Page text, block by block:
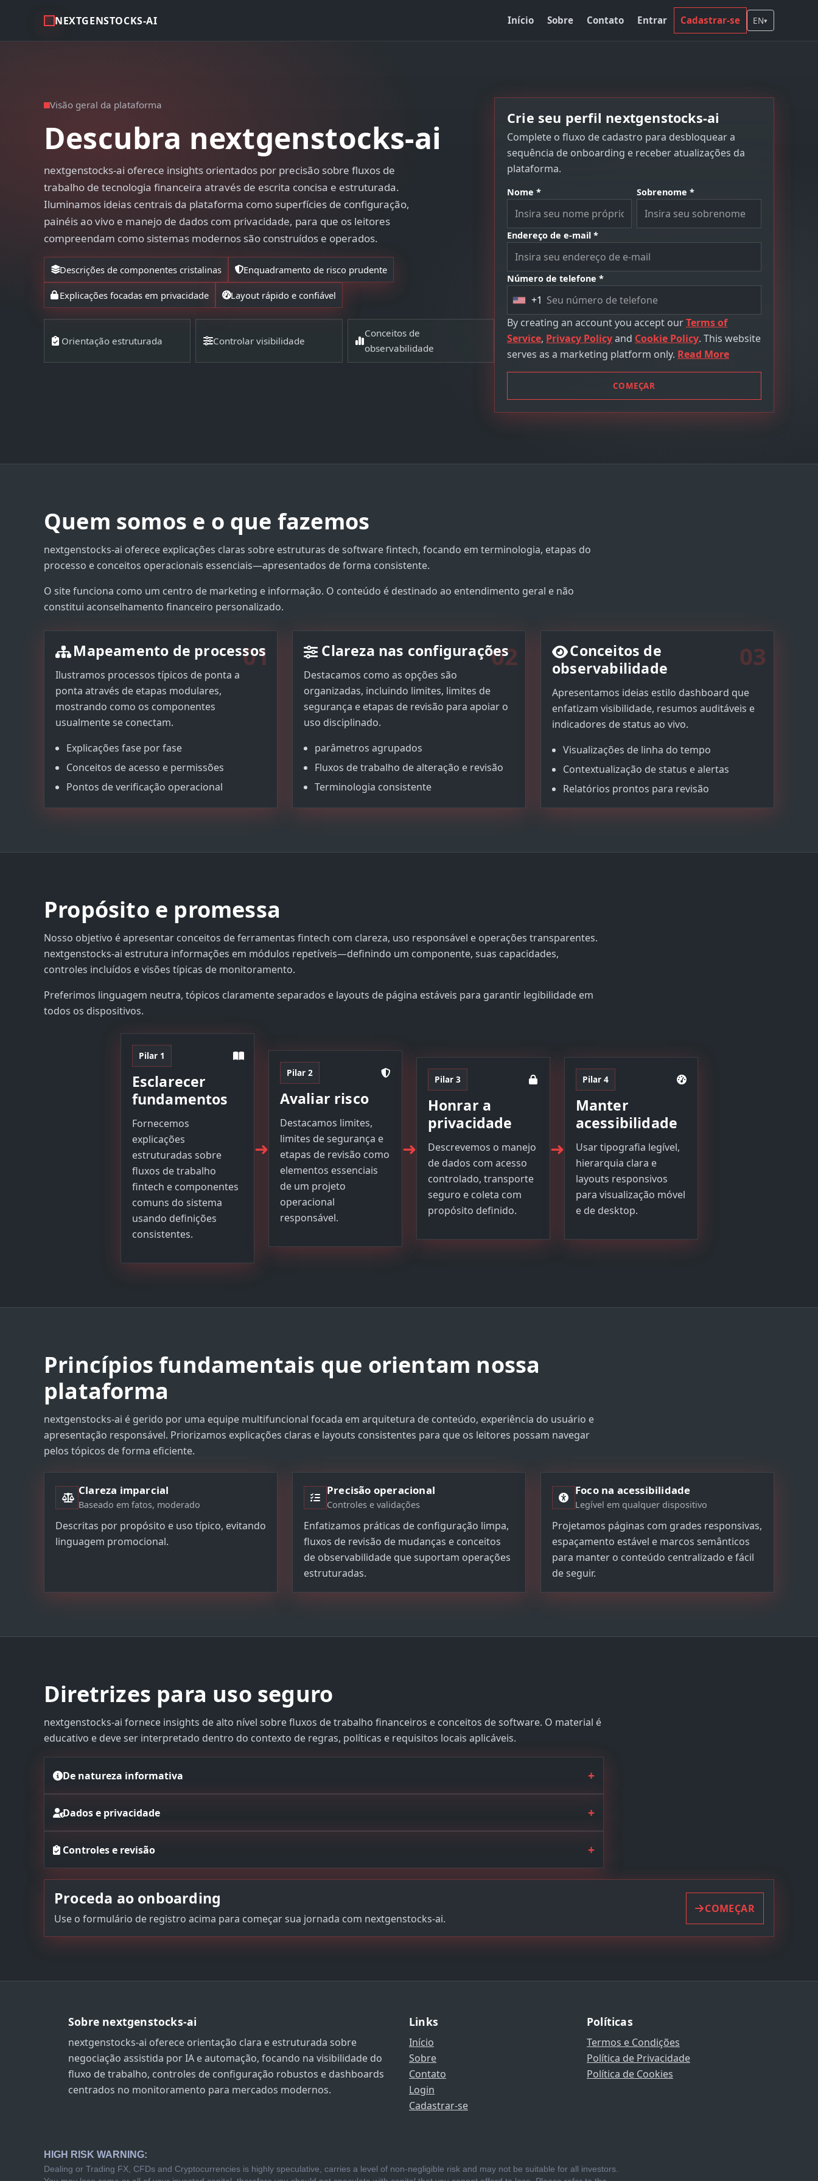
NEXTGENSTOCKS-AI Início Sobre Contato Entrar Cadastrar-se EN▾
Visão geral da plataforma
Descubra nextgenstocks-ai
nextgenstocks-ai oferece insights orientados por precisão sobre fluxos de
trabalho de tecnologia financeira através de escrita concisa e estruturada.
Iluminamos ideias centrais da plataforma como superfícies de configuração,
painéis ao vivo e manejo de dados com privacidade, para que os leitores
compreendam como sistemas modernos são construídos e operados.
Descrições de componentes cristalinas Enquadramento de risco prudente
Explicações focadas em privacidade Layout rápido e confiável
Orientação estruturada Controlar visibilidade
Conceitos de
observabilidade
Crie seu perfil nextgenstocks-ai
Complete o fluxo de cadastro para desbloquear a
sequência de onboarding e receber atualizações da
plataforma.
Nome * Sobrenome *
Endereço de e-mail *
Número de telefone *
U
n
i
t
S
t
e
+1
By creating an account you accept ourTerms of
Service, Privacy Policyand Cookie Policy. This website
serves as a marketing platform only. Read More
COMEÇAR
Quem somos e o que fazemos
nextgenstocks-ai oferece explicações claras sobre estruturas de software fintech, focando em terminologia, etapas do
processo e conceitos operacionais essenciais—apresentados de forma consistente.
O site funciona como um centro de marketing e informação. O conteúdo é destinado ao entendimento geral e não
constitui aconselhamento financeiro personalizado.
01
Mapeamento de processos
Ilustramos processos típicos de ponta a
ponta através de etapas modulares,
mostrando como os componentes
usualmente se conectam.
Explicações fase por fase
Conceitos de acesso e permissões
Pontos de verificação operacional
02
Clareza nas configurações
Destacamos como as opções são
organizadas, incluindo limites, limites de
segurança e etapas de revisão para apoiar o
uso disciplinado.
parâmetros agrupados
Fluxos de trabalho de alteração e revisão
Terminologia consistente
03
Conceitos de
observabilidade
Apresentamos ideias estilo dashboard que
enfatizam visibilidade, resumos auditáveis e
indicadores de status ao vivo.
Visualizações de linha do tempo
Contextualização de status e alertas
Relatórios prontos para revisão
Propósito e promessa
Nosso objetivo é apresentar conceitos de ferramentas fintech com clareza, uso responsável e operações transparentes.
nextgenstocks-ai estrutura informações em módulos repetíveis—definindo um componente, suas capacidades,
controles incluídos e visões típicas de monitoramento.
Preferimos linguagem neutra, tópicos claramente separados e layouts de página estáveis para garantir legibilidade em
todos os dispositivos.
Pilar 1
Esclarecer
fundamentos
Fornecemos
explicações
estruturadas sobre
fluxos de trabalho
fintech e componentes
comuns do sistema
usando definições
consistentes.
➜
Pilar 2
Avaliar risco
Destacamos limites,
limites de segurança e
etapas de revisão como
elementos essenciais
de um projeto
operacional
responsável.
➜
Pilar 3
Honrar a
privacidade
Descrevemos o manejo
de dados com acesso
controlado, transporte
seguro e coleta com
propósito definido.
➜
Pilar 4
Manter
acessibilidade
Usar tipografia legível,
hierarquia clara e
layouts responsivos
para visualização móvel
e de desktop.
Princípios fundamentais que orientam nossa
plataforma
nextgenstocks-ai é gerido por uma equipe multifuncional focada em arquitetura de conteúdo, experiência do usuário e
apresentação responsável. Priorizamos explicações claras e layouts consistentes para que os leitores possam navegar
pelos tópicos de forma eficiente.
Clareza imparcial
Baseado em fatos, moderado
Descritas por propósito e uso típico, evitando
linguagem promocional.
Precisão operacional
Controles e validações
Enfatizamos práticas de configuração limpa,
fluxos de revisão de mudanças e conceitos
de observabilidade que suportam operações
estruturadas.
Foco na acessibilidade
Legível em qualquer dispositivo
Projetamos páginas com grades responsivas,
espaçamento estável e marcos semânticos
para manter o conteúdo centralizado e fácil
de seguir.
Diretrizes para uso seguro
nextgenstocks-ai fornece insights de alto nível sobre fluxos de trabalho financeiros e conceitos de software. O material é
educativo e deve ser interpretado dentro do contexto de regras, políticas e requisitos locais aplicáveis.
De natureza informativa +
Dados e privacidade +
Controles e revisão +
Proceda ao onboarding
Use o formulário de registro acima para começar sua jornada com nextgenstocks-ai.
COMEÇAR
Sobre nextgenstocks-ai
nextgenstocks-ai oferece orientação clara e estruturada sobre
negociação assistida por IA e automação, focando na visibilidade do
fluxo de trabalho, controles de configuração robustos e dashboards
centrados no monitoramento para mercados modernos.
Links
Início
Sobre
Contato
Login
Cadastrar-se
Políticas
Termos e Condições
Política de Privacidade
Política de Cookies